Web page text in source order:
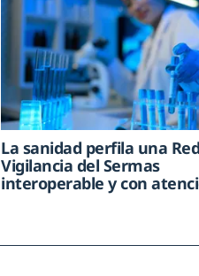
La sanidad perfila una
Vigilancia del Sermas
interoperable y con